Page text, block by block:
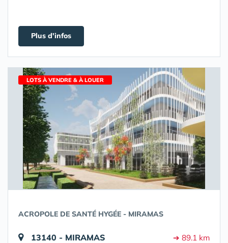
Plus d'infos
LOTS À VENDRE & À LOUER
ACROPOLE DE SANTÉ HYGÉE - MIRAMAS
13140 - MIRAMAS ➔ 89.1 km